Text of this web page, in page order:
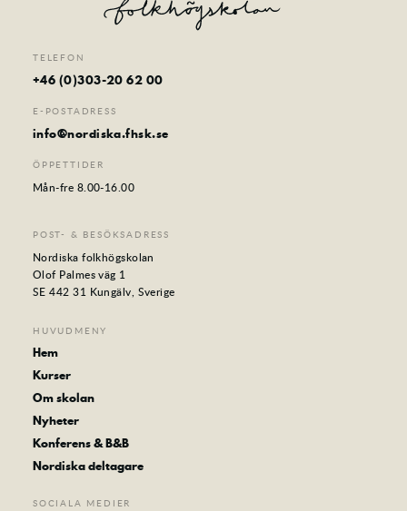
TELEFON
+46 (0)303-20 62 00
E-POSTADRESS
info@nordiska.fhsk.se
ÖPPETTIDER
Mån-fre 8.00-16.00
POST- & BESÖKSADRESS
Nordiska folkhögskolan
Olof Palmes väg 1
SE 442 31 Kungälv, Sverige
HUVUDMENY
Hem
Kurser
Om skolan
Nyheter
Konferens & B&B
Nordiska deltagare
SOCIALA MEDIER